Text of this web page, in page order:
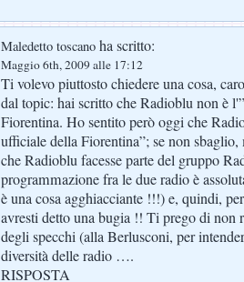
Maledetto toscano ha scritto:
Maggio 6th, 2009 alle 17:12
Ti volevo piuttosto chiedere una cosa,
dal topic: hai scritto che Radioblu non è
Fiorentina. Ho sentito però oggi che
ufficiale della Fiorentina”; se non
che Radioblu facesse parte del gruppo
programmazione fra le due radio è
è una cosa agghiacciante !!!) e, quindi,
avresti detto una bugia !! Ti prego di
degli specchi (alla Berlusconi, per
diversità delle radio ….
RISPOSTA